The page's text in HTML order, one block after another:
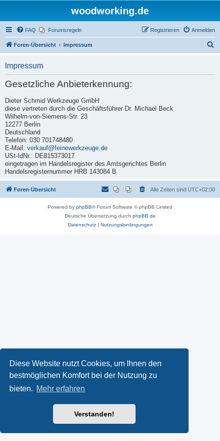
Diese Website nutzt Cookies, um Ihnen den
bestmöglichen Komfort bei der Nutzung zu
bieten. Mehr erfahren
Verstanden!
woodworking.de
FAQ Forumsregeln Anmelden
Registrieren
Foren-Übersicht Impressum
Impressum
Gesetzliche Anbieterkennung:
Dieter Schmid Werkzeuge GmbH
diese vertreten durch die Geschäftsführer Dr. Michael Beck
Wilhelm-von-Siemens-Str. 23
12277 Berlin
Deutschland
Telefon: 030 701748480
E-Mail: verkauf@feinewerkzeuge.de
USt-IdNr.: DE815373017
eingetragen im Handelsregister des Amtsgerichtes Berlin
Handelsregisternummer HRB 143084 B
Foren-Übersicht Alle Zeiten sind UTC+02:00
Powered by phpBB® Forum Software © phpBB Limited
Deutsche Übersetzung durch phpBB.de
Datenschutz| Nutzungsbedingungen